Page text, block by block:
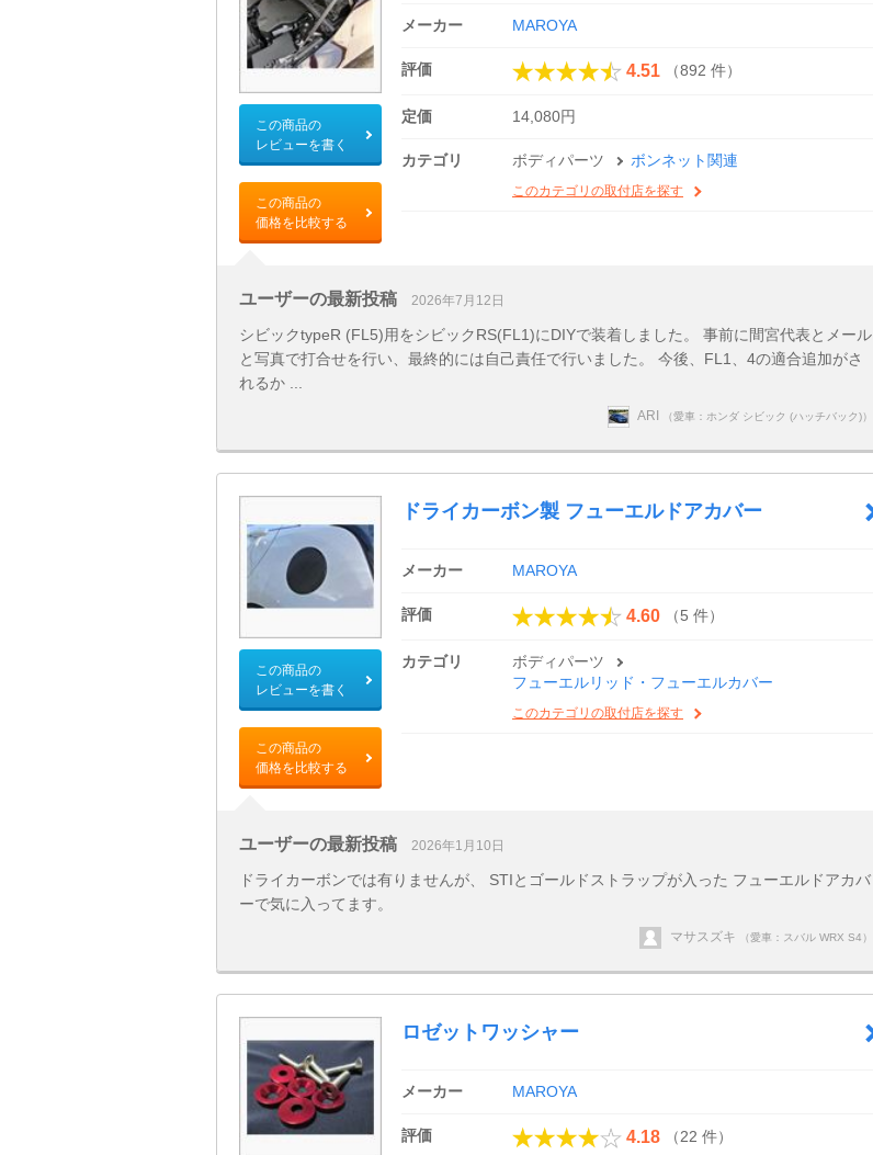
この商品の
レビューを書く
この商品の
価格を比較する
メーカー MAROYA
評価 4.51 （892 件）
定価 14,080円
カテゴリ ボディパーツ ボンネット関連
このカテゴリの取付店を探す
ユーザーの最新投稿 2026年7月12日
シビックtypeR (FL5)用をシビックRS(FL1)にDIYで装着しました。 事前に間宮代表とメール
と写真で打合せを行い、最終的には自己責任で行いました。 今後、FL1、4の適合追加がさ
れるか ...
ARI （愛車：ホンダ シビック (ハッチバック)）
この商品の
レビューを書く
この商品の
価格を比較する
ドライカーボン製 フューエルドアカバー
メーカー MAROYA
評価 4.60 （5 件）
カテゴリ
ボディパーツ
フューエルリッド・フューエルカバー
このカテゴリの取付店を探す
ユーザーの最新投稿 2026年1月10日
ドライカーボンでは有りませんが、 STIとゴールドストラップが入った フューエルドアカバ
ーで気に入ってます。
マサスズキ （愛車：スバル WRX S4）
ロゼットワッシャー
メーカー MAROYA
評価 4.18 （22 件）